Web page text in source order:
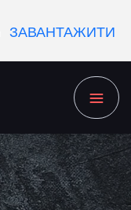
ЗАВАНТАЖИТИ